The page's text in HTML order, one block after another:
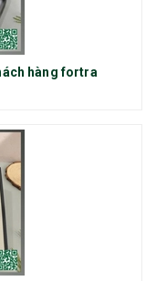
hàng fortra